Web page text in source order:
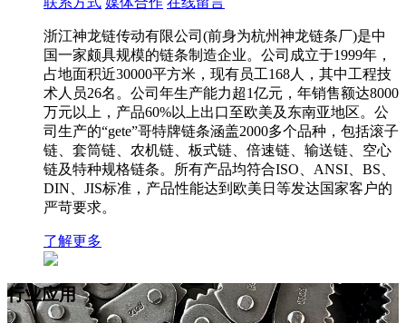
浙江神龙链传动有限公司(前身为杭州神龙链条厂)是中
国一家颇具规模的链条制造企业。公司成立于1999年，
占地面积近30000平方米，现有员工168人，其中工程技
术人员26名。公司年生产能力超1亿元，年销售额达8000
万元以上，产品60%以上出口至欧美及东南亚地区。公
司生产的“gete”哥特牌链条涵盖2000多个品种，包括滚子
链、套筒链、农机链、板式链、倍速链、输送链、空心
链及特种规格链条。所有产品均符合ISO、ANSI、BS、
DIN、JIS标准，产品性能达到欧美日等发达国家客户的
严苛要求。
了解更多
行业应用